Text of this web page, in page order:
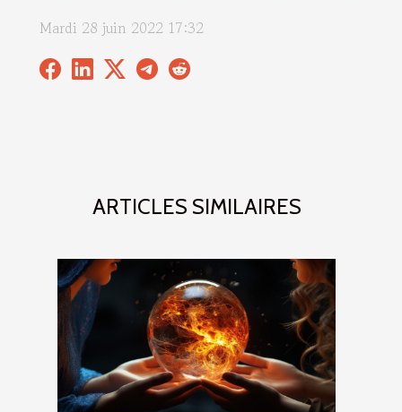
ARTICLES SIMILAIRES
Mardi 28 juin 2022 17:32